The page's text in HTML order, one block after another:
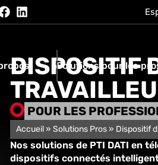
Solutions pour les
DISPOSITIF
POUR LES
Accueil» Solutions Pros» Dispositif
Nos solutions de PTI DATI en
dispositifs connectés